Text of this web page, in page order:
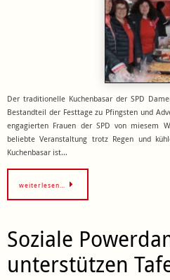
Der traditionelle Kuchenbasar der SPD
Bestandteil der Festtage zu Pfingsten und
engagierten Frauen der SPD von miesem
beliebte Veranstaltung trotz Regen und
Kuchenbasar ist…
weiterlesen…
Soziale
unterstützen